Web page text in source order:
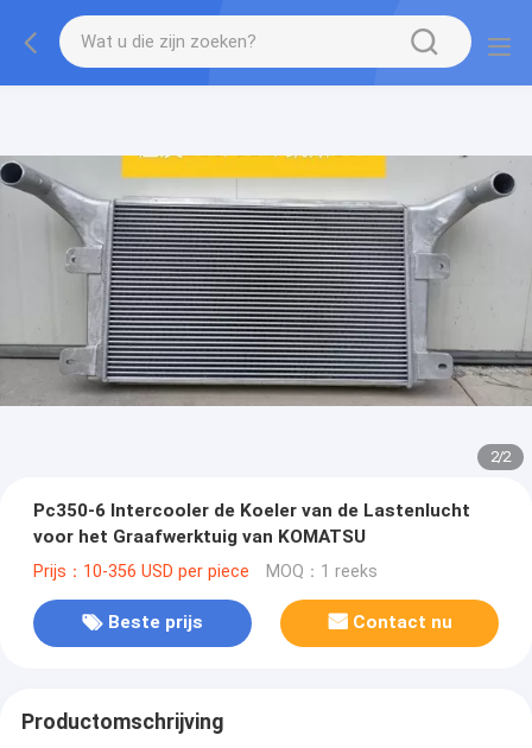
2/2
Pc350-6 Intercooler de Koeler van de Lastenlucht
voor het Graafwerktuig van KOMATSU
Prijs：10-356 USD per piece MOQ：1 reeks
Beste prijs Contact nu
Productomschrijving